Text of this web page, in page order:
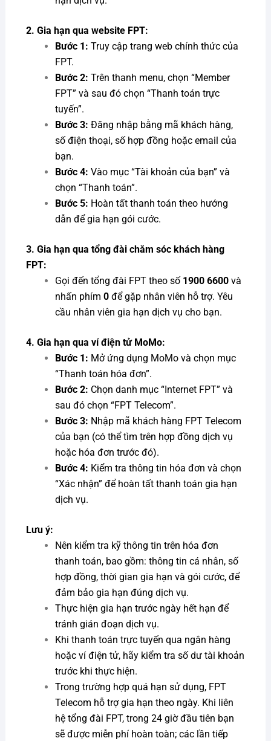
2. Gia hạn qua website FPT:
Bước 1: Truy cập trang web chính thức của
FPT.
Bước 2: Trên thanh menu, chọn “Member
FPT” và sau đó chọn “Thanh toán trực
tuyến”.
Bước 3: Đăng nhập bằng mã khách hàng,
số điện thoại, số hợp đồng hoặc email của
bạn.
Bước 4: Vào mục “Tài khoản của bạn” và
chọn “Thanh toán”.
Bước 5: Hoàn tất thanh toán theo hướng
dẫn để gia hạn gói cước.
3. Gia hạn qua tổng đài chăm sóc khách hàng
FPT:
Gọi đến tổng đài FPT theo số 1900 6600và
nhấn phím 0để gặp nhân viên hỗ trợ. Yêu
cầu nhân viên gia hạn dịch vụ cho bạn.
4. Gia hạn qua ví điện tử MoMo:
Bước 1: Mở ứng dụng MoMo và chọn mục
“Thanh toán hóa đơn”.
Bước 2: Chọn danh mục “Internet FPT” và
sau đó chọn “FPT Telecom”.
Bước 3: Nhập mã khách hàng FPT Telecom
của bạn (có thể tìm trên hợp đồng dịch vụ
hoặc hóa đơn trước đó).
Bước 4: Kiểm tra thông tin hóa đơn và chọn
“Xác nhận” để hoàn tất thanh toán gia hạn
dịch vụ.
Lưu ý:
Nên kiểm tra kỹ thông tin trên hóa đơn
thanh toán, bao gồm: thông tin cá nhân, số
hợp đồng, thời gian gia hạn và gói cước, để
đảm bảo gia hạn đúng dịch vụ.
Thực hiện gia hạn trước ngày hết hạn để
tránh gián đoạn dịch vụ.
Khi thanh toán trực tuyến qua ngân hàng
hoặc ví điện tử, hãy kiểm tra số dư tài khoản
trước khi thực hiện.
Trong trường hợp quá hạn sử dụng, FPT
Telecom hỗ trợ gia hạn theo ngày. Khi liên
hệ tổng đài FPT, trong 24 giờ đầu tiên bạn
sẽ được miễn phí hoàn toàn; các lần tiếp